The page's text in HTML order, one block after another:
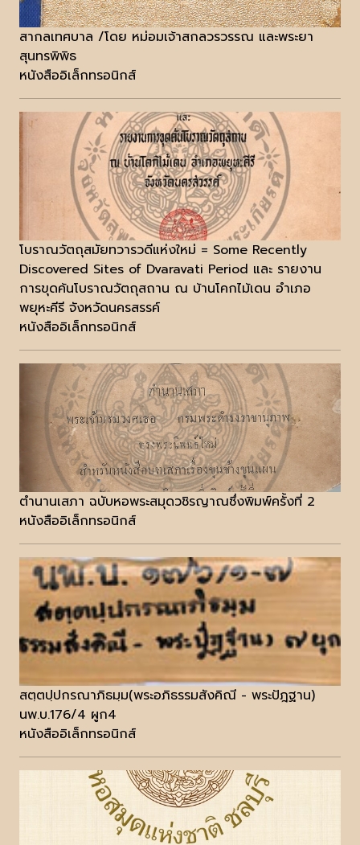
สากลเทศบาล /โดย หม่อมเจ้าสกลวรวรรณ และพระยา
สุนทรพิพิธ
หนังสืออิเล็กทรอนิกส์
โบราณวัตถุสมัยทวารวดีแห่งใหม่ = Some Recently
Discovered Sites of Dvaravati Period และ รายงาน
การขุดค้นโบราณวัตถุสถาน ณ บ้านโคกไม้เดน อำเภอ
พยุหะคีรี จังหวัดนครสรรค์
หนังสืออิเล็กทรอนิกส์
ตำนานเสภา ฉบับหอพระสมุดวชิรญาณซึ่งพิมพ์ครั้งที่ 2
หนังสืออิเล็กทรอนิกส์
สตฺตปฺปกรณาภิธมฺม(พระอภิธรรมสังคิณี - พระปัฎฐาน)
นพ.บ.176/4 ผูก4
หนังสืออิเล็กทรอนิกส์